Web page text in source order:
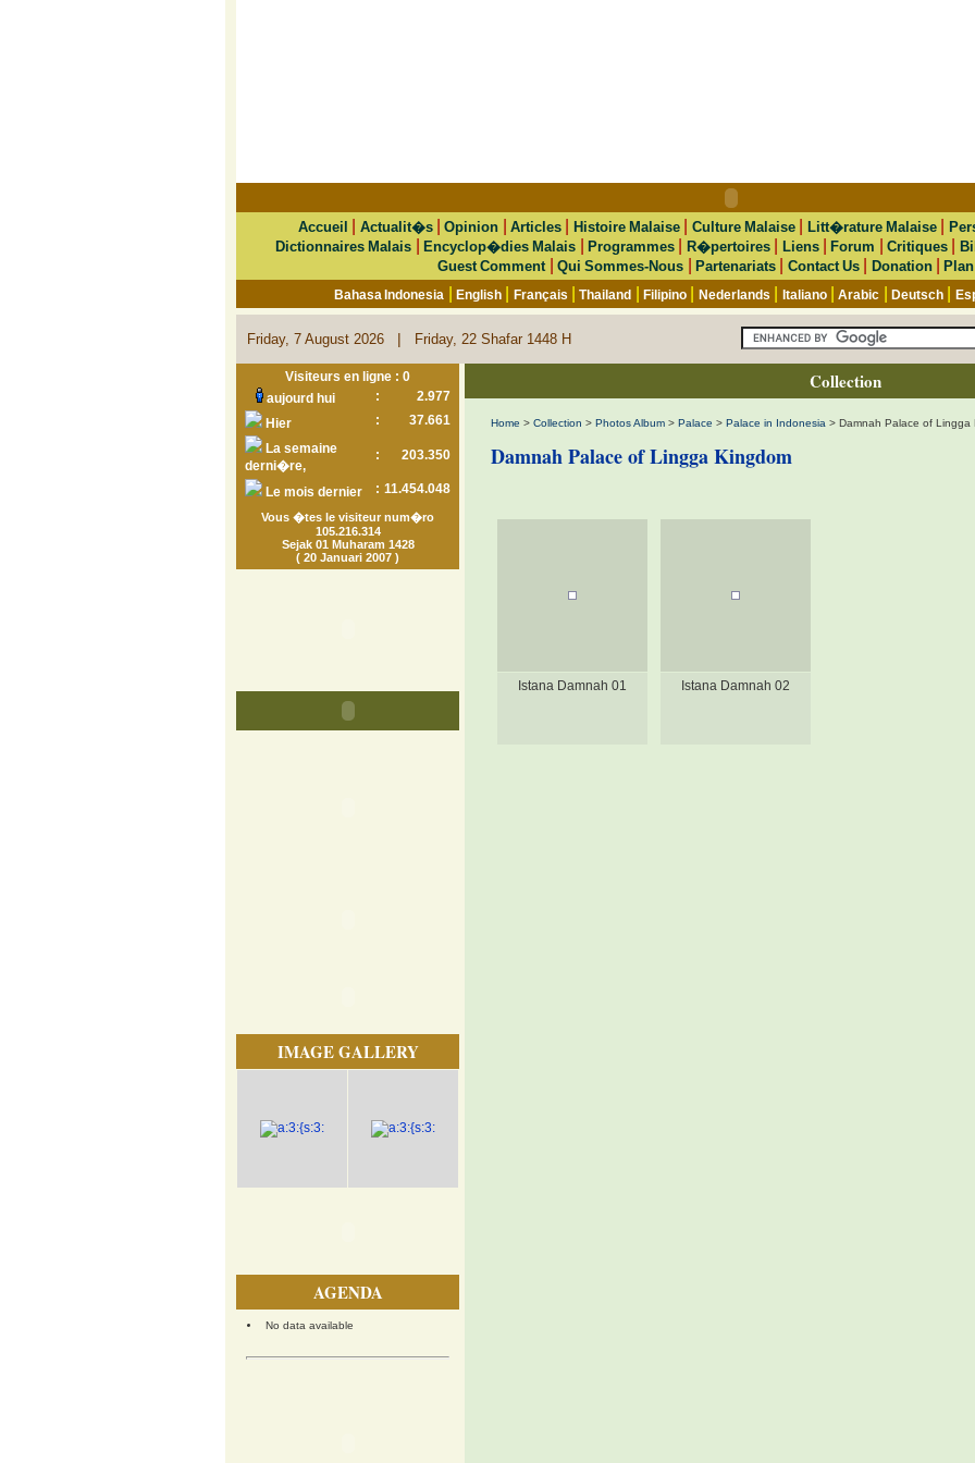
Accueil Actualit�s|Opinion Articles| Histoire Malaise| Culture Malaise Litt�rature Malaise
Dictionnaires Malais |Encyclop�dies Malais |Programmes R�pertoires| Liens|Forum Critiques|
Guest Comment
Qui Sommes-Nous Partenariats Contact Us Donation|
Bahasa Indonesia |English Français |Thailand |Filipino Nederlands Italiano|Arabic Deutsch|
Friday, 7 August 2026 | Friday, 22 Shafar 1448 H
Visiteurs en ligne : 0
aujourd hui
:
2.977
Hier
:
37.661
La semaine
derni�re,
: 203.350
Le mois dernier : 11.454.048
Vous �tes le visiteur num�ro
105.216.314
Sejak 01 Muharam 1428
( 20 Januari 2007 )
IMAGE GALLERY
AGENDA
No data available
Collection
Home > Collection > Photos Album > Palace > Palace in Indonesia > Damnah Palace of Lingga
Damnah Palace of Lingga Kingdom
Istana Damnah 01 Istana Damnah 02